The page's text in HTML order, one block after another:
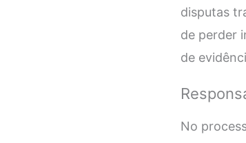
disputas
de perder
de
No